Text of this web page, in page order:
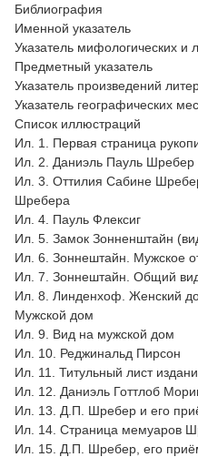
Библиография
Именной указатель
Указатель мифологических и
Предметный указатель
Указатель произведений
Указатель географических
Список иллюстраций
Ил. 1. Первая страница
Ил. 2. Даниэль Пауль Шребер
Ил. 3. Оттилия Сабине
Шребера
Ил. 4. Пауль Флексиг
Ил. 5. Замок Зонненштайн
Ил. 6. Зоннештайн. Мужское
Ил. 7. Зоннештайн. Общий
Ил. 8. Линденхоф. Женский
Мужской дом
Ил. 9. Вид на мужской дом
Ил. 10. Реджинальд Пирсон
Ил. 11. Титульный лист
Ил. 12. Даниэль Готтлоб
Ил. 13. Д.П. Шребер и его
Ил. 14. Страница мемуаров
Ил. 15. Д.П. Шребер, его